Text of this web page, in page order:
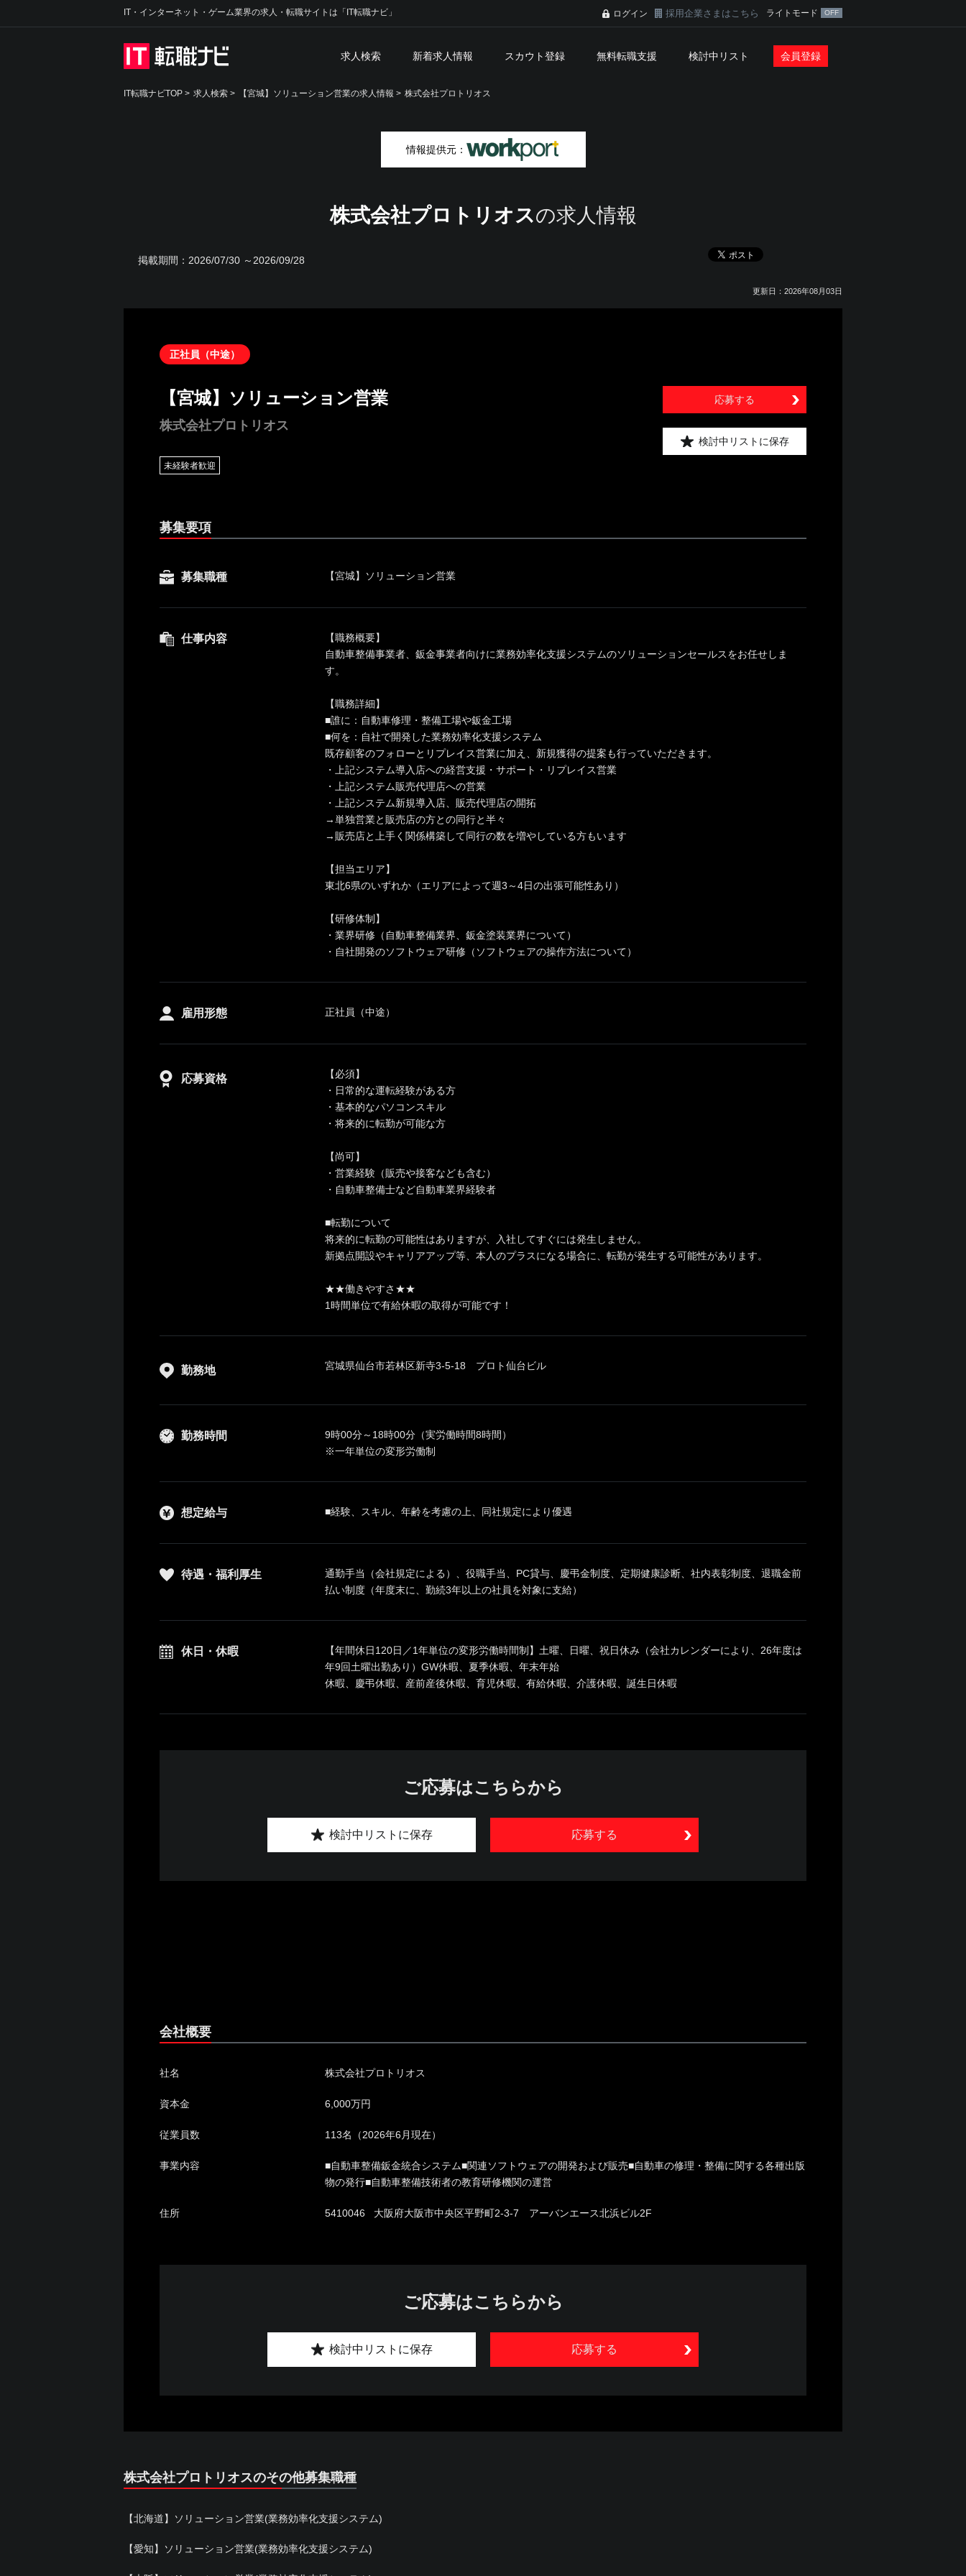
IT・インターネット・ゲーム業界の求人・転職サイトは「IT転職ナビ」 ログイン 採用企業さまはこちら ライトモード
求人検索 新着求人情報 スカウト登録 無料転職支援 検討中リスト 会員登録
IT転職ナビTOP > 求人検索 > 【宮城】ソリューション営業の求人情報 > 株式会社プロトリオス
情報提供元：
株式会社プロトリオスの求人情報
掲載期間： 2026/07/30 ～2026/09/28
更新日：2026年08月03日
正社員（中途）
【宮城】ソリューション営業
株式会社プロトリオス
未経験者歓迎
応募する
検討中リストに保存
募集要項
募集職種 【宮城】ソリューション営業
仕事内容
【職務概要】
自動車整備事業者、鈑金事業者向けに業務効率化支援システムのソリューションセールスをお任せしま
す。
【職務詳細】
■誰に：自動車修理・整備工場や鈑金工場
■何を：自社で開発した業務効率化支援システム
既存顧客のフォローとリプレイス営業に加え、新規獲得の提案も行っていただきます。
・上記システム導入店への経営支援・サポート・リプレイス営業
・上記システム販売代理店への営業
・上記システム新規導入店、販売代理店の開拓
→単独営業と販売店の方との同行と半々
→販売店と上手く関係構築して同行の数を増やしている方もいます
【担当エリア】
東北6県のいずれか（エリアによって週3～4日の出張可能性あり）
【研修体制】
・業界研修（自動車整備業界、鈑金塗装業界について）
・自社開発のソフトウェア研修（ソフトウェアの操作方法について）
雇用形態 正社員（中途）
応募資格
【必須】
・日常的な運転経験がある方
・基本的なパソコンスキル
・将来的に転勤が可能な方
【尚可】
・営業経験（販売や接客なども含む）
・自動車整備士など自動車業界経験者
■転勤について
将来的に転勤の可能性はありますが、入社してすぐには発生しません。
新拠点開設やキャリアアップ等、本人のプラスになる場合に、転勤が発生する可能性があります。
★★働きやすさ★★
1時間単位で有給休暇の取得が可能です！
勤務地 宮城県仙台市若林区新寺3-5-18 プロト仙台ビル
勤務時間
9時00分～18時00分（実労働時間8時間）
※一年単位の変形労働制
想定給与 ■経験、スキル、年齢を考慮の上、同社規定により優遇
待遇・福利厚生
通勤手当（会社規定による）、役職手当、PC貸与、慶弔金制度、定期健康診断、社内表彰制度、退職金前
払い制度（年度末に、勤続3年以上の社員を対象に支給）
休日・休暇
【年間休日120日／1年単位の変形労働時間制】土曜、日曜、祝日休み（会社カレンダーにより、26年度は
年9回土曜出勤あり）GW休暇、夏季休暇、年末年始
休暇、慶弔休暇、産前産後休暇、育児休暇、有給休暇、介護休暇、誕生日休暇
ご応募はこちらから
応募する
検討中リストに保存
会社概要
社名 株式会社プロトリオス
資本金 6,000万円
従業員数 113名（2026年6月現在）
事業内容
■自動車整備鈑金統合システム■関連ソフトウェアの開発および販売■自動車の修理・整備に関する各種出版
物の発行■自動車整備技術者の教育研修機関の運営
住所 5410046 大阪府大阪市中央区平野町2-3-7 アーバンエース北浜ビル2F
ご応募はこちらから
応募する
検討中リストに保存
株式会社プロトリオスのその他募集職種
【北海道】ソリューション営業(業務効率化支援システム)
【愛知】ソリューション営業(業務効率化支援システム)